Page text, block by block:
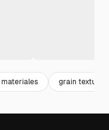
materiales grain texture